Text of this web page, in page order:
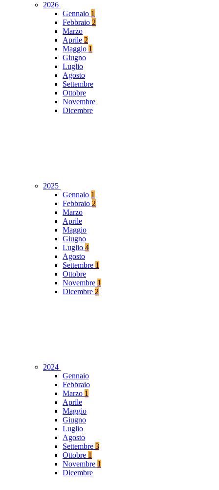
2026
Gennaio 1
Febbraio 2
Marzo
Aprile 2
Maggio 1
Giugno
Luglio
Agosto
Settembre
Ottobre
Novembre
Dicembre
2025
Gennaio 1
Febbraio 2
Marzo
Aprile
Maggio
Giugno
Luglio 4
Agosto
Settembre 1
Ottobre
Novembre 1
Dicembre 2
2024
Gennaio
Febbraio
Marzo 1
Aprile
Maggio
Giugno
Luglio
Agosto
Settembre 3
Ottobre 1
Novembre 1
Dicembre